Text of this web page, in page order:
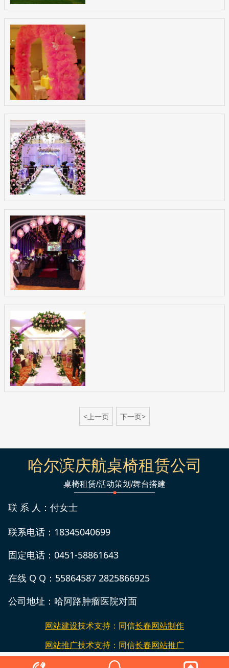
<上一页 下一页>
哈尔滨庆航桌椅租赁公司
桌椅租赁/活动策划/舞台搭建
联 系 人：付女士
联系电话：18345040699
固定电话：0451-58861643
在线 Q Q：55864587 2825866925
公司地址：哈阿路肿瘤医院对面
网站建设技术支持：同信长春网站制作
网站推广技术支持：同信长春网站推广